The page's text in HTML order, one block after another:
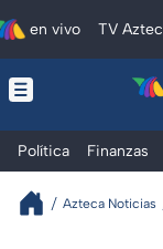
en vivo TV
Política Finanzas
Azteca Noticias